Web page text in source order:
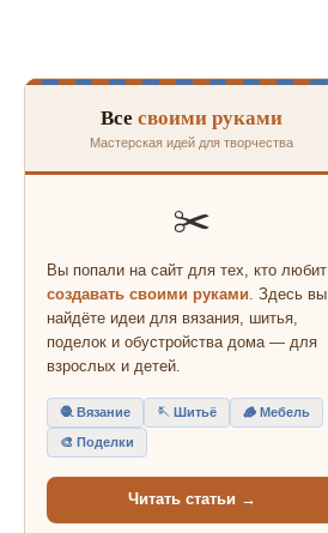
Все своими руками
Мастерская идей для творчества
✂️
Вы попали на сайт для тех, кто любит
создавать своими руками. Здесь вы
найдёте идеи для вязания, шитья,
поделок и обустройства дома — для
взрослых и детей.
🧶 Вязание 🪡 Шитьё 🪵 Мебель
🎨 Поделки
Читать статьи →